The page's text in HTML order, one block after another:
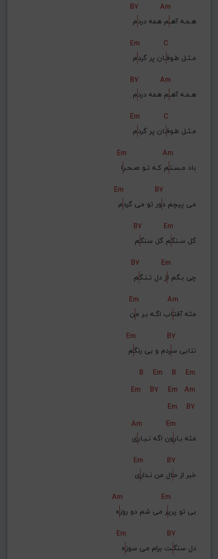
B7
Am
هـمـه آهـم همه دردم
Em
C
مـثـل طـوفـان پر گردم
B7
Am
هـمـه آهـم همه دردم
Em
C
مـثـل طـوفـان پر گردم
Em
Am
باد مـسـتم کـه تـو صـحـرا
Em
B7
می پیچم دور تو می گردم
B7
Em
گل سـنگم گل سنگم
B7
Em
چی بـگم از دل تـنـگم
Em
Am
مثه آفتاب اگـه بـر من
Em
B7
نتابی سردم و بی رنگم
B
Em B
Em
Em
B7 Em Am
Em
B7
Am
Em
مثه بـارون اگه نـبـاری
Em
B7
خبر از حال من نـداری
Am
Em
بی تو پرپر می شم دو روزه
Em
B7
دل سنگـت برام می سوزه